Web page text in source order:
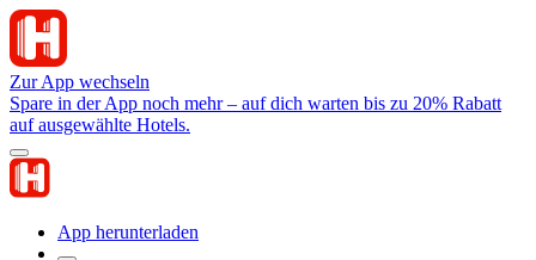
Zur App wechseln
Spare in der App noch mehr – auf dich warten bis zu 20% Rabatt
auf ausgewählte Hotels.
App herunterladen